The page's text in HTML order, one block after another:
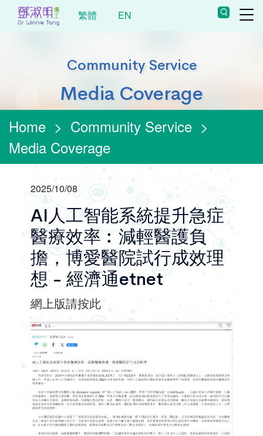
繁體 EN
Community Service
Media Coverage
Home > Community Service >
Media Coverage
2025/10/08
AI人工智能系統提升急症
醫療效率︰減輕醫護負
擔，博愛醫院試行成效理
想 - 經濟通etnet
網上版請按此